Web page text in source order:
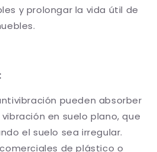
y prolongar la vida útil de
pueden absorber
en suelo plano, que
el suelo sea irregular.
de plástico o